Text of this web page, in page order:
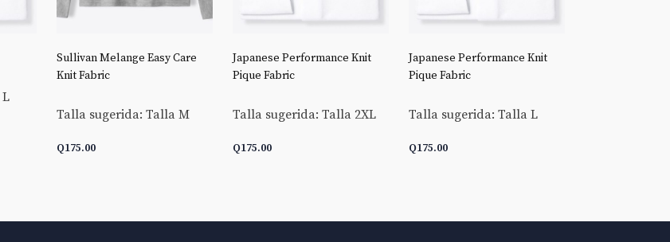
Sullivan Melange Easy Care
Knit Fabric
Talla sugerida: Talla M
Q175.00
Japanese Performance Knit
Pique Fabric
Talla sugerida: Talla 2XL
Q175.00
Japanese Performance Knit
Pique Fabric
Talla sugerida: Talla L
Q175.00